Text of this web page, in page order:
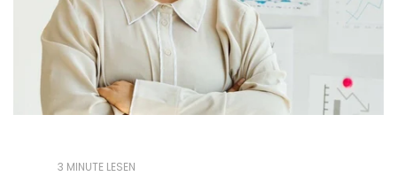
3 MINUTE LESEN